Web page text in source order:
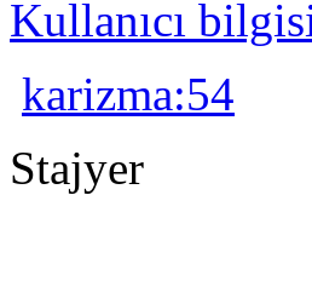
Kullanıcı
karizma:54
Stajyer